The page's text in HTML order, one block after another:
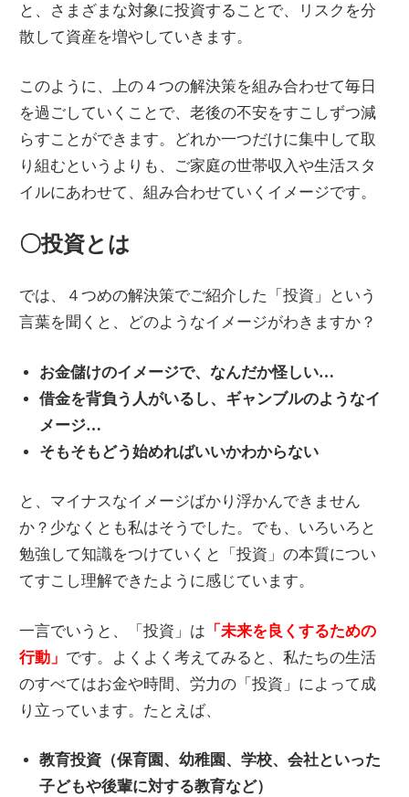
と、さまざまな対象に投資することで、リスクを分
散して資産を増やしていきます。
このように、上の４つの解決策を組み合わせて毎日
を過ごしていくことで、老後の不安をすこしずつ減
らすことができます。どれか一つだけに集中して取
り組むというよりも、ご家庭の世帯収入や生活スタ
イルにあわせて、組み合わせていくイメージです。
〇投資とは
では、４つめの解決策でご紹介した「投資」という
言葉を聞くと、どのようなイメージがわきますか？
お金儲けのイメージで、なんだか怪しい…
借金を背負う人がいるし、ギャンブルのようなイ
メージ…
そもそもどう始めればいいかわからない
と、マイナスなイメージばかり浮かんできません
か？少なくとも私はそうでした。でも、いろいろと
勉強して知識をつけていくと「投資」の本質につい
てすこし理解できたように感じています。
一言でいうと、「投資」は 「未来を良くするための
行動」 です。よくよく考えてみると、私たちの生活
のすべてはお金や時間、労力の「投資」によって成
り立っています。たとえば、
教育投資（保育園、幼稚園、学校、会社といった
子どもや後輩に対する教育など）